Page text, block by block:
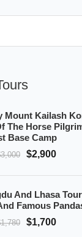
Mount Kailash
The Horse
Base Camp
$2,900
And Lhasa
Famous
$1,700